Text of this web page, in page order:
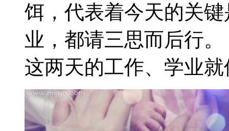
饵，代表着今天的关
业，都请三思而后行
这两天的工作、学业